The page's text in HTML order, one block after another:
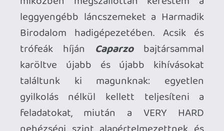
sorozat jogait, a fejési szándékuk első
ékes bizonyítéka a pofátlanul bugos,
már-már a játszhatatlanság határát
súroló állapotban kiadottCommandos 2
HD Remaster volt. Idővel rendbetették a
portékájukat - majd érkezett a kevésbé
népszerű
Commandos 3 HD Remaster is -
de sokkal érdekesebb bejelentés volt egy
új stúdió alapításaClaymore Game
Studiosnéven, kifejezetten egy új
Commandos játék megalkotására.